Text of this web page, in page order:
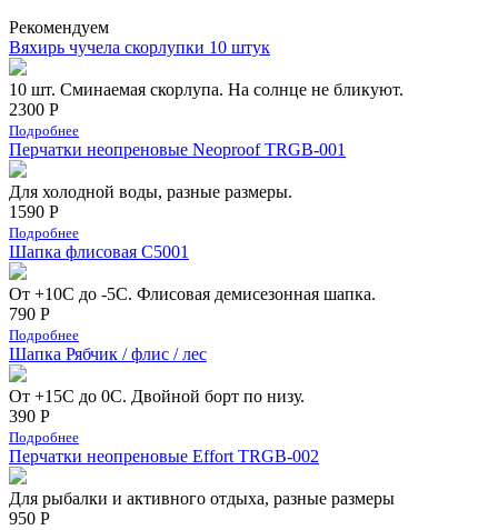
Рекомендуем
Вяхирь чучела скорлупки 10 штук
10 шт. Сминаемая скорлупа. На солнце не бликуют.
2300 Р
Подробнее
Перчатки неопреновые Neoproof TRGB-001
Для холодной воды, разные размеры.
1590 Р
Подробнее
Шапка флисовая С5001
От +10С до -5С. Флисовая демисезонная шапка.
790 Р
Подробнее
Шапка Рябчик / флис / лес
От +15С до 0С. Двойной борт по низу.
390 Р
Подробнее
Перчатки неопреновые Effort TRGB-002
Для рыбалки и активного отдыха, разные размеры
950 Р